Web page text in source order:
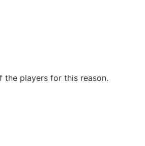
the players for this reason.